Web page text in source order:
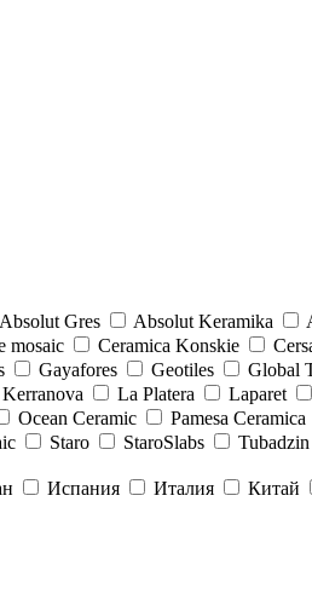
Absolut Gres Absolut Keramika
mosaic Ceramica Konskie
Gayafores Geotiles Global
Kerranova La Platera Laparet
Ocean Ceramic Pamesa Ceramica
Staro StaroSlabs Tubadzin
Испания Италия Китай